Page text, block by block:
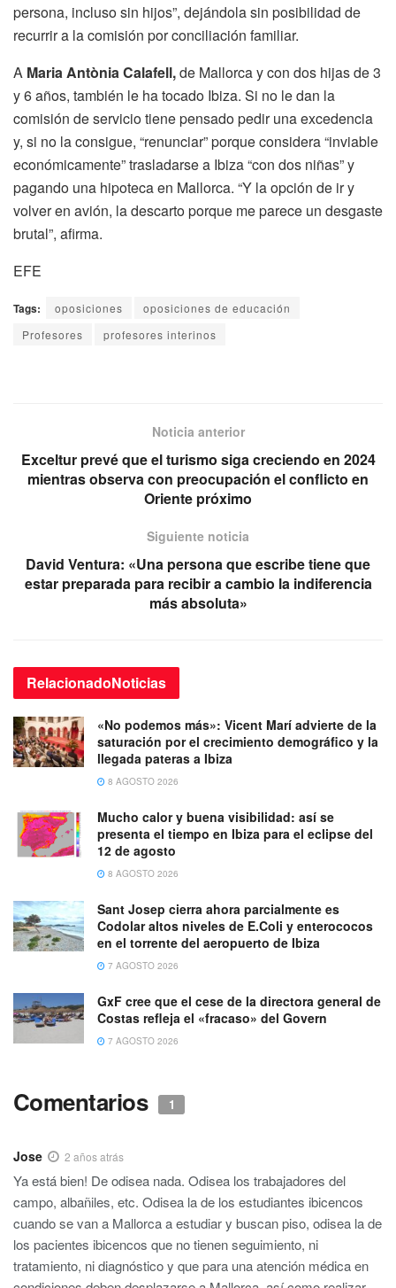
persona, incluso sin hijos”, dejándola sin posibilidad de
recurrir a la comisión por conciliación familiar.
A Maria Antònia Calafell,de Mallorca y con dos hijas de 3
y 6 años, también le ha tocado Ibiza. Si no le dan la
comisión de servicio tiene pensado pedir una excedencia
y, si no la consigue, “renunciar” porque considera “inviable
económicamente” trasladarse a Ibiza “con dos niñas” y
pagando una hipoteca en Mallorca. “Y la opción de ir y
volver en avión, la descarto porque me parece un desgaste
brutal”, afirma.
EFE
Tags: oposiciones
oposiciones de educación
Profesores
profesores interinos
Noticia anterior
Exceltur prevé que el turismo siga creciendo en 2024
mientras observa con preocupación el conflicto en
Oriente próximo
Siguiente noticia
David Ventura: «Una persona que escribe tiene que
estar preparada para recibir a cambio la indiferencia
más absoluta»
RelacionadoNoticias
«No podemos más»: Vicent Marí advierte de la
saturación por el crecimiento demográfico y la
llegada pateras a Ibiza
8 AGOSTO 2026
Mucho calor y buena visibilidad: así se
presenta el tiempo en Ibiza para el eclipse del
12 de agosto
8 AGOSTO 2026
Sant Josep cierra ahora parcialmente es
Codolar altos niveles de E.Coli y enterococos
en el torrente del aeropuerto de Ibiza
7 AGOSTO 2026
GxF cree que el cese de la directora general de
Costas refleja el «fracaso» del Govern
7 AGOSTO 2026
Comentarios 1
Jose 2 años atrás
Ya está bien! De odisea nada. Odisea los trabajadores del
campo, albañiles, etc. Odisea la de los estudiantes ibicencos
cuando se van a Mallorca a estudiar y buscan piso, odisea la de
los pacientes ibicencos que no tienen seguimiento, ni
tratamiento, ni diagnóstico y que para una atención médica en